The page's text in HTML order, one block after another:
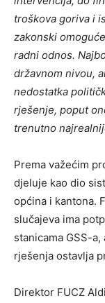
troškova goriva i
zakonski
radni odnos.
državnom nivou,
nedostatka
rješenje, poput
trenutno
Prema važećim
djeluje kao dio
općina i kantona.
slučajeva ima
stanicama GSS-
rješenja ostavlja
Direktor FUCZ